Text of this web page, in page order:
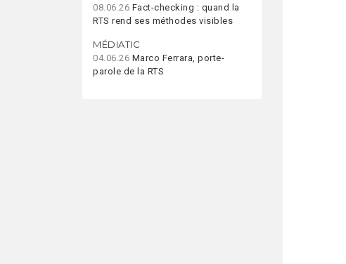
08.06.26 Fact-checking : quand la
RTS rend ses méthodes visibles
MÉDIATIC
04.06.26 Marco Ferrara, porte-
parole de la RTS